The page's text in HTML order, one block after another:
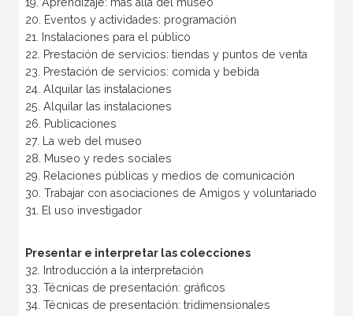
19. Aprendizaje: más allá del museo
20. Eventos y actividades: programación
21. Instalaciones para el público
22. Prestación de servicios: tiendas y puntos de venta
23. Prestación de servicios: comida y bebida
24. Alquilar las instalaciones
25. Alquilar las instalaciones
26. Publicaciones
27. La web del museo
28. Museo y redes sociales
29. Relaciones públicas y medios de comunicación
30. Trabajar con asociaciones de Amigos y voluntariado
31. El uso investigador
Presentar e interpretar las colecciones
32. Introducción a la interpretación
33. Técnicas de presentación: gráficos
34. Técnicas de presentación: tridimensionales